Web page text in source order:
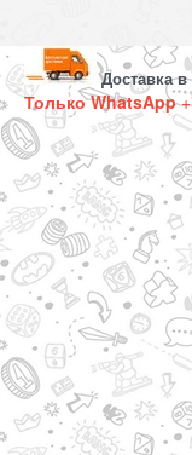
Доставка
Только WhatsApp